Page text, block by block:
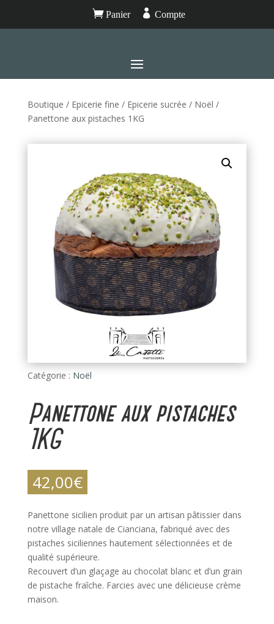
Panier  Compte
Boutique / Epicerie fine / Epicerie sucrée / Noël /
Panettone aux pistaches 1KG
Catégorie : Noël
Panettone aux pistaches
1KG
42,00€
Panettone sicilien produit par un artisan pâtissier dans
notre village natale de Cianciana, fabriqué avec des
pistaches siciliennes hautement sélectionnées et de
qualité supérieure.
Recouvert d’un glaçage au chocolat blanc et d’un grain
de pistache fraîche. Farcies avec une délicieuse crème
maison.